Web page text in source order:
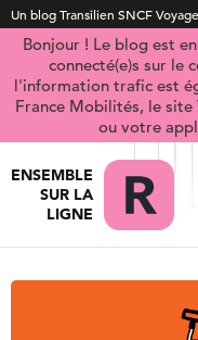
Un blog Transilien SNCF
Bonjour ! Le blog est
connecté(e)s sur le
l'information trafic est
France Mobilités, le site
ou votre
ENSEMBLE
SUR LA
LIGNE